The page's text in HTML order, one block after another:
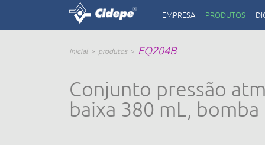
EMPRESA PRODUTOS
Inicial produtos EQ204B
Conjunto pressão
baixa 380 mL, bomba